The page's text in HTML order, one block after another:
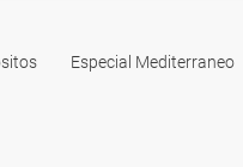
Especial Mediterraneo